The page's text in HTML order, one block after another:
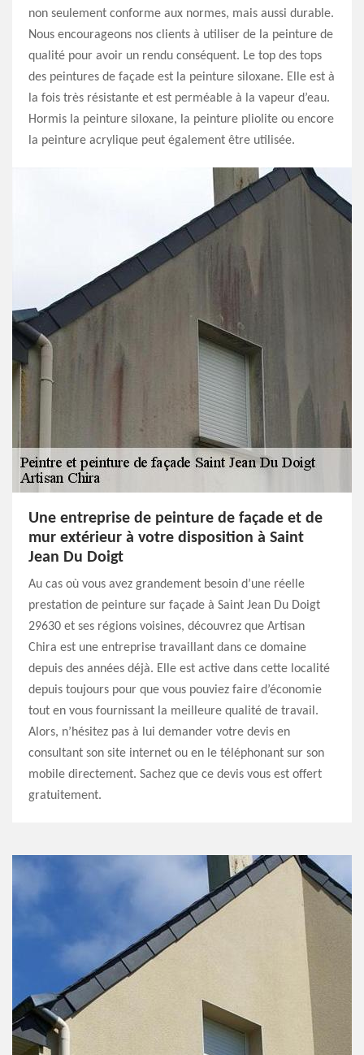
non seulement conforme aux normes, mais aussi durable.
Nous encourageons nos clients à utiliser de la peinture de
qualité pour avoir un rendu conséquent. Le top des tops
des peintures de façade est la peinture siloxane. Elle est à
la fois très résistante et est perméable à la vapeur d’eau.
Hormis la peinture siloxane, la peinture pliolite ou encore
la peinture acrylique peut également être utilisée.
Une entreprise de peinture de façade et de
mur extérieur à votre disposition à Saint
Jean Du Doigt
Au cas où vous avez grandement besoin d’une réelle
prestation de peinture sur façade à Saint Jean Du Doigt
29630 et ses régions voisines, découvrez que Artisan
Chira est une entreprise travaillant dans ce domaine
depuis des années déjà. Elle est active dans cette localité
depuis toujours pour que vous pouviez faire d’économie
tout en vous fournissant la meilleure qualité de travail.
Alors, n’hésitez pas à lui demander votre devis en
consultant son site internet ou en le téléphonant sur son
mobile directement. Sachez que ce devis vous est offert
gratuitement.